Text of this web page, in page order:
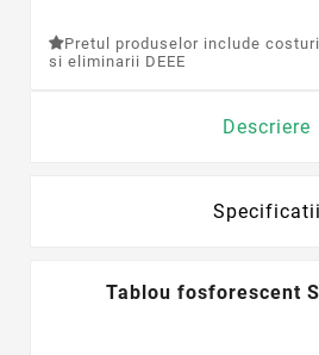
Pretul produselor include
si eliminarii DEEE
Descriere
Specificatii
Tablou fosforescent